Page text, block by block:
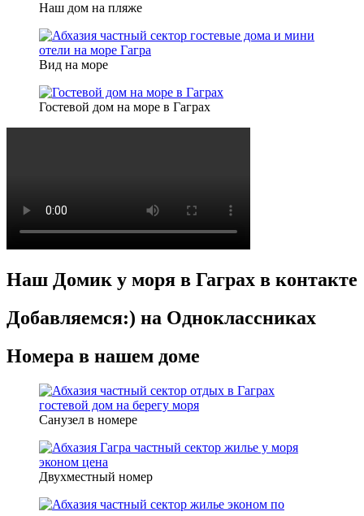
Наш дом на пляже
Вид на море
Гостевой дом на море в Гаграх
Наш Домик у моря в Гаграх в контакте
Добавляемся:) на Одноклассниках
Номера в нашем доме
Санузел в номере
Двухместный номер